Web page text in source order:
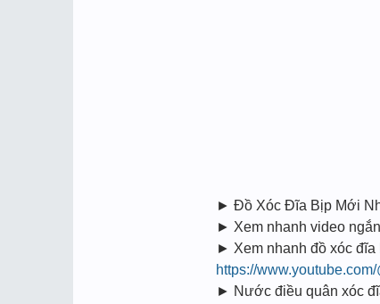
► Đồ Xóc Đĩa Bịp Mới
► Xem nhanh video
► Xem nhanh đồ xóc đĩa
https://
► Nước điều quân xóc